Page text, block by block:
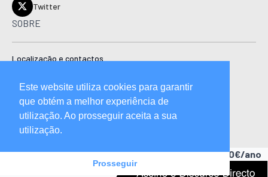
Twitter
SOBRE
Localização e contactos
Ficha técnica
Manual de boas práticas editoriais e código de conduta
Descubra as vantagens de ser assinante.A partir de 15,90€/ano
Este website utiliza cookies para garantir
que obtém a melhor experiência de
utilização. Ao prosseguir aceita a sua
utilização.
Prosseguir